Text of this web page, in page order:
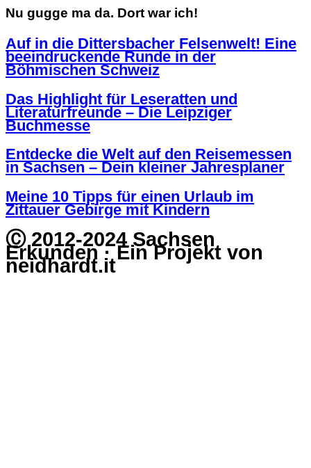
Nu gugge ma da. Dort war ich!
Auf in die Dittersbacher Felsenwelt! Eine
beeindruckende Runde in der
Böhmischen Schweiz
Das Highlight für Leseratten und
Literaturfreunde – Die Leipziger
Buchmesse
Entdecke die Welt auf den Reisemessen
in Sachsen – Dein kleiner Jahresplaner
Meine 10 Tipps für einen Urlaub im
Zittauer Gebirge mit Kindern
Ⓒ 2012-2024 Sachsen
Erkunden · Ein Projekt von
neidhardt.it